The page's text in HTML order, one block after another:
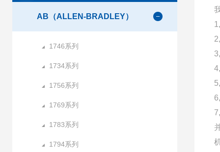
AB（ALLEN-BRADLEY）
1746系列
1734系列
1756系列
1769系列
1783系列
1794系列